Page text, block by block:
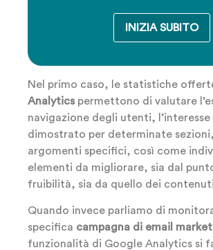
INIZIA SUBITO
Nel primo caso, le statistiche
Analytics permettono di valutare
navigazione degli utenti, l’interesse
dimostrato per determinate
argomenti specifici, così come
elementi da migliorare, sia dal
fruibilità, sia da quello dei
Quando invece parliamo di
specifica campagna di email
funzionalità di Google Analytics si